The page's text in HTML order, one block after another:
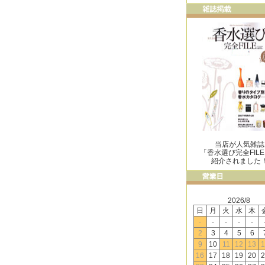
当店が人気雑誌
「香水選び完全
紹介されました
2026/8
日
月 火 水 木
-
- - - -
2
3 4 5 6
9
10 11 12 13
16
17 18 19 20